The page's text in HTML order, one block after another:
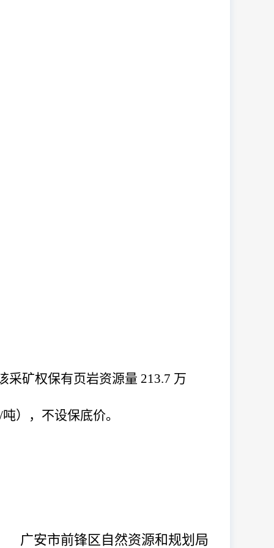
采矿权保有页岩资源量 213.7 万
/吨），不设保底价。
广安市前锋区自然资源和规划局